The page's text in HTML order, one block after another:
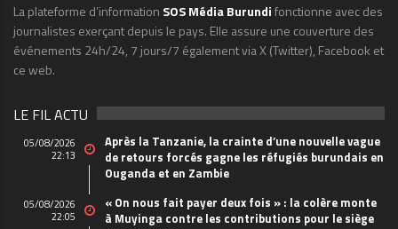
La plateforme d’information SOS Média Burundifonctionne avec des
journalistes exerçant depuis le pays. Elle assure une couverture des
événements 24h/24, 7 jours/7 également via X (Twitter), Facebook et
ce web.
LE FIL ACTU
05/08/2026
22:13
Après la Tanzanie, la crainte d’une nouvelle vague
de retours forcés gagne les réfugiés burundais en
Ouganda et en Zambie
05/08/2026
22:05
« On nous fait payer deux fois » : la colère monte
à Muyinga contre les contributions pour le siège